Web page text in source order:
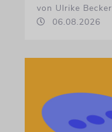
von Ulrike Becker
06.08.2026